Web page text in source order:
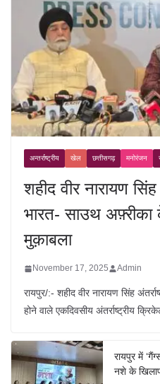
अन्तर्राष्ट्रीय खेल छत्तीसगढ़ मनोरंजन
शहीद वीर नारायण
भारत- साउथ अफ़्रीका
मुक़ाबला
November 17, 2025 Admin
रायपुर/:- शहीद वीर नारायण सिंह
होने वाले एकदिवसीय अंतर्राष्ट्रीय
रायपुर में
नशे के